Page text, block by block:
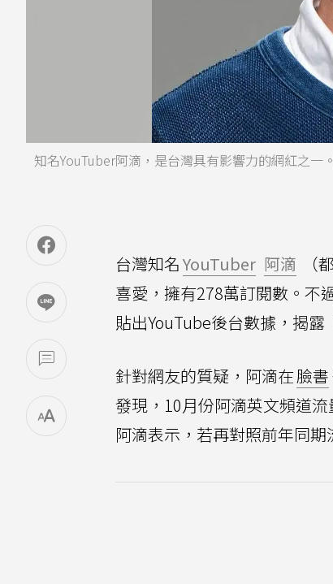
知名YouTuber阿滴，是台灣具有影響力的網紅之一
台灣知名YouTuber 阿滴
（
喜愛，擁有278萬訂閱數。不
貼出YouTube後台數據，揭
針對網友的質疑，阿滴在臉書
發現，10月份阿滴英文頻道
阿滴表示，若再對照前年同